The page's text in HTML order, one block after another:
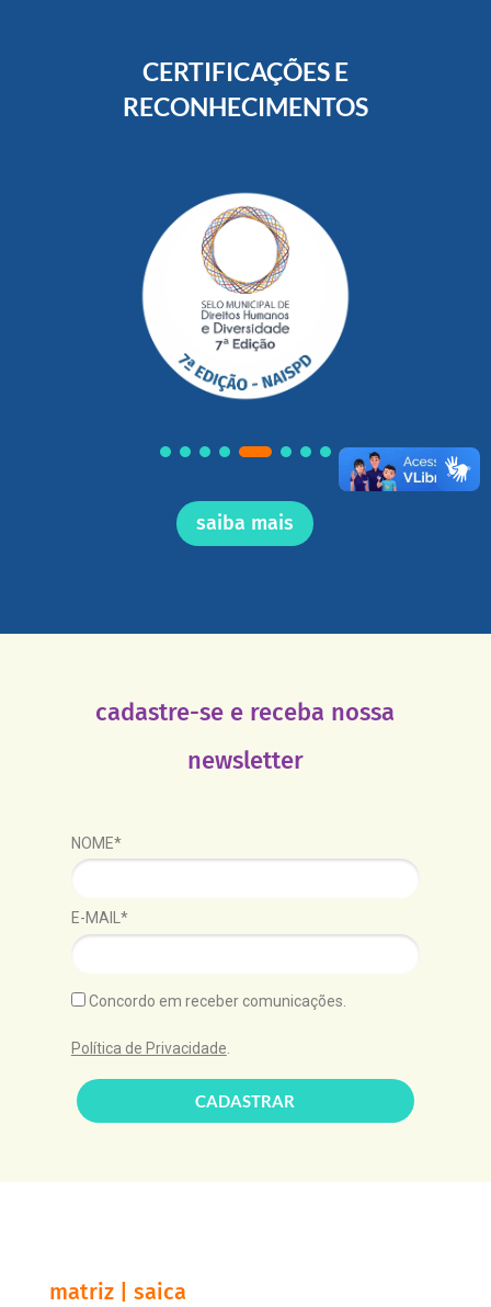
CERTIFICAÇÕES E
RECONHECIMENTOS
saiba mais
cadastre-se e receba nossa
newsletter
NOME*
E-MAIL*
Concordo em receber comunicações.
Política de Privacidade
CADASTRAR
matriz | saica